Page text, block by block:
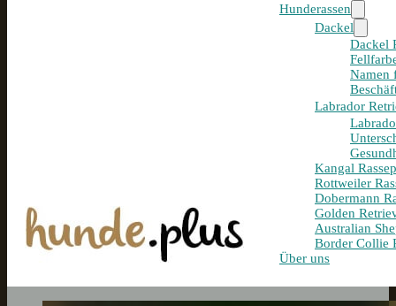
Hunderassen
Dackel
Dackel
Namen
Labrador
Kangal
Rottweiler
Dobermann
Golden
Australian
Border Collie
Über uns